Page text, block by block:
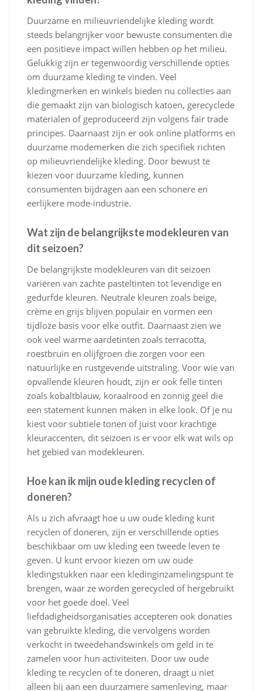
Duurzame en milieuvriendelijke kleding wordt
steeds belangrijker voor bewuste consumenten die
een positieve impact willen hebben op het milieu.
Gelukkig zijn er tegenwoordig verschillende opties
om duurzame kleding te vinden. Veel
kledingmerken en winkels bieden nu collecties aan
die gemaakt zijn van biologisch katoen, gerecyclede
materialen of geproduceerd zijn volgens fair trade
principes. Daarnaast zijn er ook online platforms en
duurzame modemerken die zich specifiek richten
op milieuvriendelijke kleding. Door bewust te
kiezen voor duurzame kleding, kunnen
consumenten bijdragen aan een schonere en
eerlijkere mode-industrie.
Wat zijn de belangrijkste modekleuren van
dit seizoen?
De belangrijkste modekleuren van dit seizoen
variëren van zachte pasteltinten tot levendige en
gedurfde kleuren. Neutrale kleuren zoals beige,
crème en grijs blijven populair en vormen een
tijdloze basis voor elke outfit. Daarnaast zien we
ook veel warme aardetinten zoals terracotta,
roestbruin en olijfgroen die zorgen voor een
natuurlijke en rustgevende uitstraling. Voor wie van
opvallende kleuren houdt, zijn er ook felle tinten
zoals kobaltblauw, koraalrood en zonnig geel die
een statement kunnen maken in elke look. Of je nu
kiest voor subtiele tonen of juist voor krachtige
kleuraccenten, dit seizoen is er voor elk wat wils op
het gebied van modekleuren.
Hoe kan ik mijn oude kleding recyclen of
doneren?
Als u zich afvraagt hoe u uw oude kleding kunt
recyclen of doneren, zijn er verschillende opties
beschikbaar om uw kleding een tweede leven te
geven. U kunt ervoor kiezen om uw oude
kledingstukken naar een kledinginzamelingspunt te
brengen, waar ze worden gerecycled of hergebruikt
voor het goede doel. Veel
liefdadigheidsorganisaties accepteren ook donaties
van gebruikte kleding, die vervolgens worden
verkocht in tweedehandswinkels om geld in te
zamelen voor hun activiteiten. Door uw oude
kleding te recyclen of te doneren, draagt u niet
alleen bij aan een duurzamere samenleving, maar